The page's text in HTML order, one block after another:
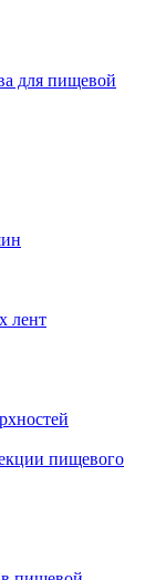
для пищевой
лент
пищевого